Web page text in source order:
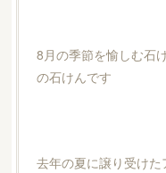
8月の季節を愉しむ石
の石けんです
去年の夏に譲り受け